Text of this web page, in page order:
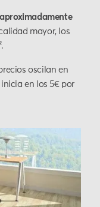
mayor, los
oscilan en
en los 5€ por